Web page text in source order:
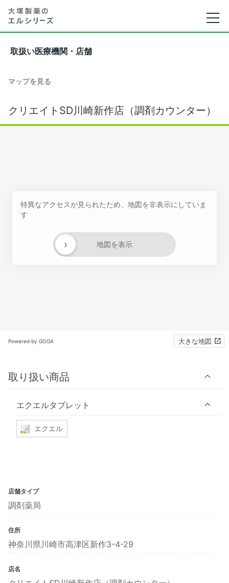
取扱い医療機関・店舗
マップを見る
クリエイトSD川崎新作店（調剤カウンター）
特異なアクセスが見られたため、地図を非表示にしていま
す
地図を表示
›
Powered by GOGA 大きな地図
取り扱い商品
エクエルタブレット
エクエル
店舗タイプ
調剤薬局
住所
神奈川県川崎市高津区新作3-4-29
店名